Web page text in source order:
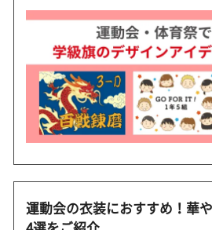
運動会の衣装におすすめ！華